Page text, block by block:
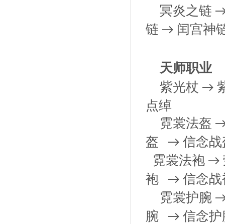
冥炎之链
链 → 闰宫神
天师职业
紫光杖 →
点绰
霓裳法盔
盔 → 信念战
霓裳法袍 →
袍
→ 信念战
霓裳护腕
腕 → 信念护